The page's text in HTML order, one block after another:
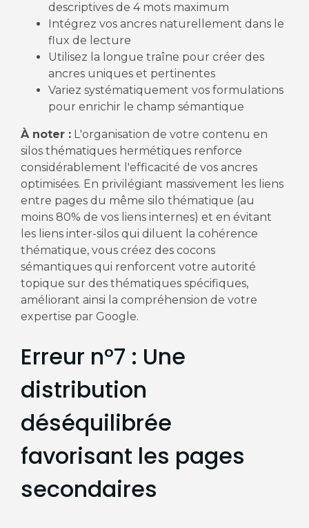
descriptives de 4 mots maximum
Intégrez vos ancres naturellement dans le
flux de lecture
Utilisez la longue traîne pour créer des
ancres uniques et pertinentes
Variez systématiquement vos formulations
pour enrichir le champ sémantique
À noter :L'organisation de votre contenu en
silos thématiques hermétiques renforce
considérablement l'efficacité de vos ancres
optimisées. En privilégiant massivement les liens
entre pages du même silo thématique (au
moins 80% de vos liens internes) et en évitant
les liens inter-silos qui diluent la cohérence
thématique, vous créez des cocons
sémantiques qui renforcent votre autorité
topique sur des thématiques spécifiques,
améliorant ainsi la compréhension de votre
expertise par Google.
Erreur n°7 : Une
distribution
déséquilibrée
favorisant les pages
secondaires